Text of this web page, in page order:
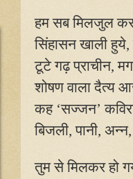
हम सब मिलजुल
सिंहासन खाली हुये,
टूटे गढ़ प्राचीन,
शोषण वाला दैत्य
कह ‘सज्जन’
बिजली,पानी, अन्न
तुम से मिलकर हो